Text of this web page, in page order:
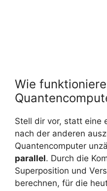
Wie
Stell dir vor, statt eine
nach der anderen
Quantencomputer
parallel. Durch die
Superposition und
berechnen, für die